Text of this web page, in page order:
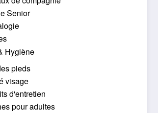
Senior
Hygiène
pieds
visage
d'entretien
pour adultes